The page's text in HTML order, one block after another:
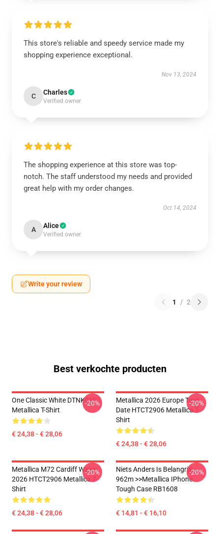
This store's reliable and speedy service made my
shopping experience exceptional.
Nov 13, 2024
C Charles
Verified owner
The shopping experience at this store was top-
notch. The staff understood my needs and provided
great help with my order changes.
Oct 14, 2024
A Alice
Verified owner
Write your review
1 / 2
Best verkochte producten
One Classic White DTNK0107
Metallica T-Shirt
€ 24,38 - € 28,06
-20%
Metallica 2026 Europe Tour
Date HTCT2906 Metallica T-
Shirt
€ 24,38 - € 28,06
-20%
Metallica M72 Cardiff Wales
2026 HTCT2906 Metallica T-
Shirt
€ 24,38 - € 28,06
-20%
Niets Anders Is Belangrijk
962m >>metallica IPhone
Tough Case RB1608
€ 14,81 - € 16,10
-20%